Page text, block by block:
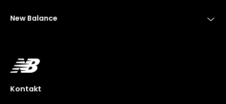
New Balance
Kontakt